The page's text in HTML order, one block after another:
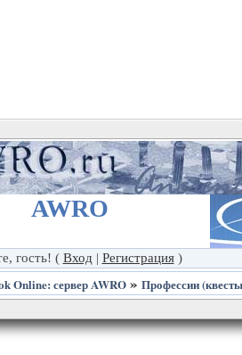
AWRO
гость! ( Вход | Регистрация)
Online: сервер AWRO» Профессии